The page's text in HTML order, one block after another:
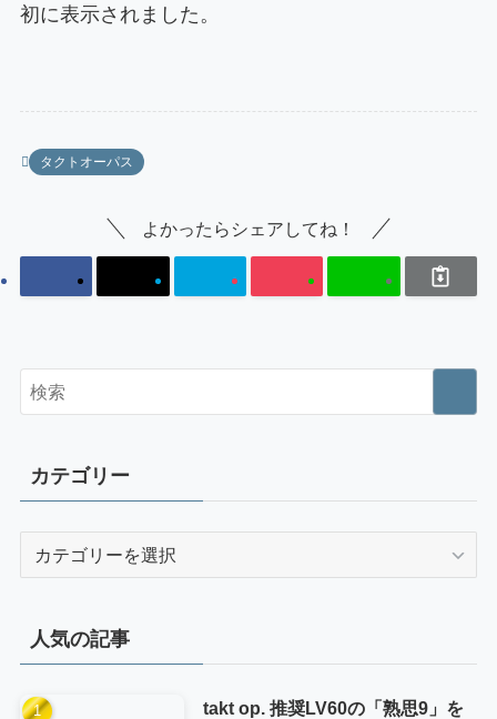
初に表示されました。
タクトオーパス
よかったらシェアしてね！
カテゴリー
ー
人気の記事
takt op. 推奨LV60の「熟思9」を